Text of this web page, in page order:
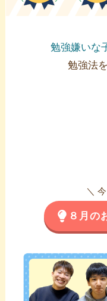
勉強嫌いな
勉強法
＼
８月の